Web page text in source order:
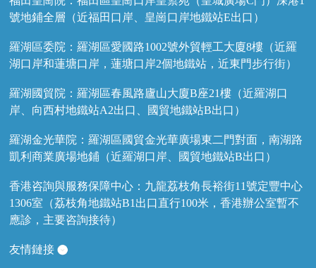
號地鋪全層（近福田口岸、皇崗口岸地鐵站E出口）
羅湖區委院：羅湖區愛國路1002號外貿輕工大廈8樓（近羅
湖口岸和蓮塘口岸，蓮塘口岸2個地鐵站，近東門步行街）
羅湖國貿院：羅湖區春風路廬山大廈B座21樓（近羅湖口
岸、向西村地鐵站A2出口、國貿地鐵站B出口）
羅湖金光華院：羅湖區國貿金光華廣場東二門對面，南湖路
凱利商業廣場地鋪（近羅湖口岸、國貿地鐵站B出口）
香港咨詢與服務保障中心：九龍荔枝角長裕街11號定豐中心
1306室（荔枝角地鐵站B1出口直行100米，香港辦公室暫不
應診，主要咨詢接待）
友情鏈接